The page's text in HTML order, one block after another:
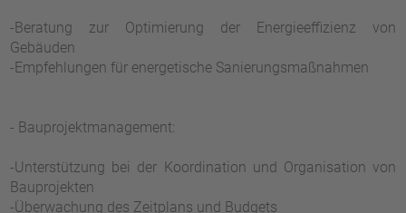
-Beratung zur Optimierung der Energieeffizienz von
Gebäuden
-Empfehlungen für energetische Sanierungsmaßnahmen
- Bauprojektmanagement:
-Unterstützung bei der Koordination und Organisation von
Bauprojekten
-Überwachung des Zeitplans und Budgets